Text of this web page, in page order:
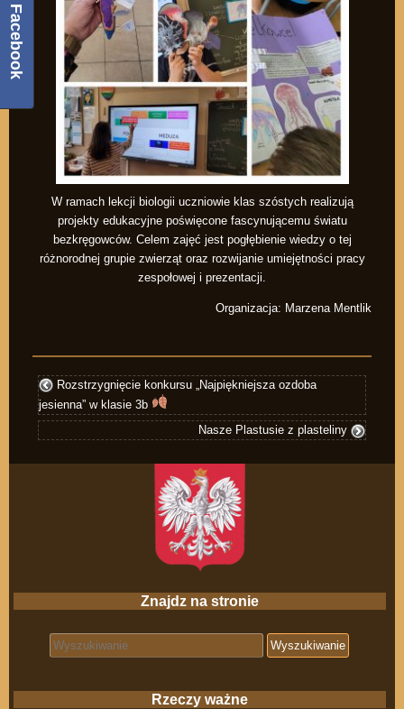
W ramach lekcji biologii uczniowie klas szóstych realizują
projekty edukacyjne poświęcone fascynującemu światu
bezkręgowców. Celem zajęć jest pogłębienie wiedzy o tej
różnorodnej grupie zwierząt oraz rozwijanie umiejętności pracy
zespołowej i prezentacji.
Organizacja: Marzena Mentlik
Rozstrzygnięcie konkursu „Najpiękniejsza ozdoba
jesienna” w klasie 3b
Nasze Plastusie z plasteliny
Znajdz na stronie
Search for:
Rzeczy ważne
Facebook